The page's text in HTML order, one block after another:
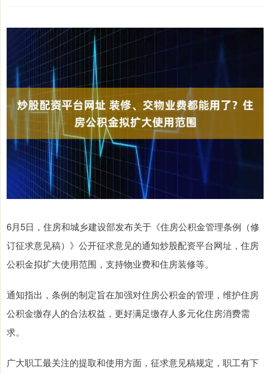
6月5日，住房和城乡建设部发布关于《住房公积金管理条例（修
订征求意见稿）》公开征求意见的通知炒股配资平台网址，住房
公积金拟扩大使用范围，支持物业费和住房装修等。
通知指出，条例的制定旨在加强对住房公积金的管理，维护住房
公积金缴存人的合法权益，更好满足缴存人多元化住房消费需
求。
广大职工最关注的提取和使用方面，征求意见稿规定，职工有下